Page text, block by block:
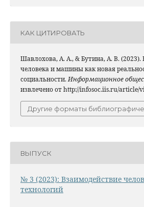
КАК ЦИТИРОВАТЬ
Шавлохова, А. А., & Бутина, А. В. (2023).
человека и машины как новая
социальности.Информационное
извлечено от http://infosoc.iis.ru/article/
Другие форматы
ВЫПУСК
№ 3 (2023): Взаимодействие
технологий